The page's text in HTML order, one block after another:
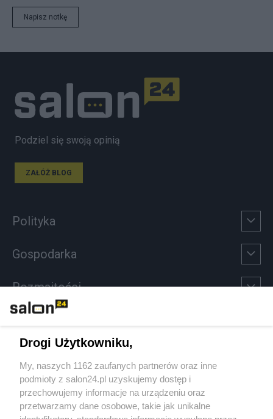
Napisz notkę
Podziel się swoją opinią
ZAŁÓŻ BLOG
Polityka
Gospodarka
Rozmaitości
Sport
Społeczeństwo
Drogi Użytkowniku,
My, naszych 1162 zaufanych partnerów oraz inne
podmioty z salon24.pl uzyskujemy dostęp i
przechowujemy informacje na urządzeniu oraz
przetwarzamy dane osobowe, takie jak unikalne